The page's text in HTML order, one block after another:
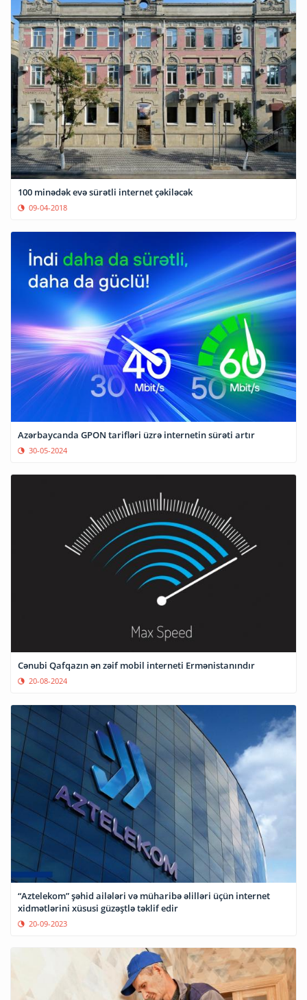
100 minədək evə sürətli internet çəkiləcək
09-04-2018
Azərbaycanda GPON tarifləri üzrə internetin sürəti artır
30-05-2024
Cənubi Qafqazın ən zəif mobil interneti Ermənistanındır
20-08-2024
“Aztelekom” şəhid ailələri və müharibə əlilləri üçün internet
xidmətlərini xüsusi güzəştlə təklif edir
20-09-2023